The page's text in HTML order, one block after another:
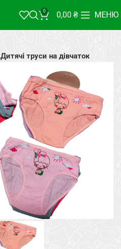
0 0,00 ₴ МЕНЮ
Дитячі труси на дівчаток